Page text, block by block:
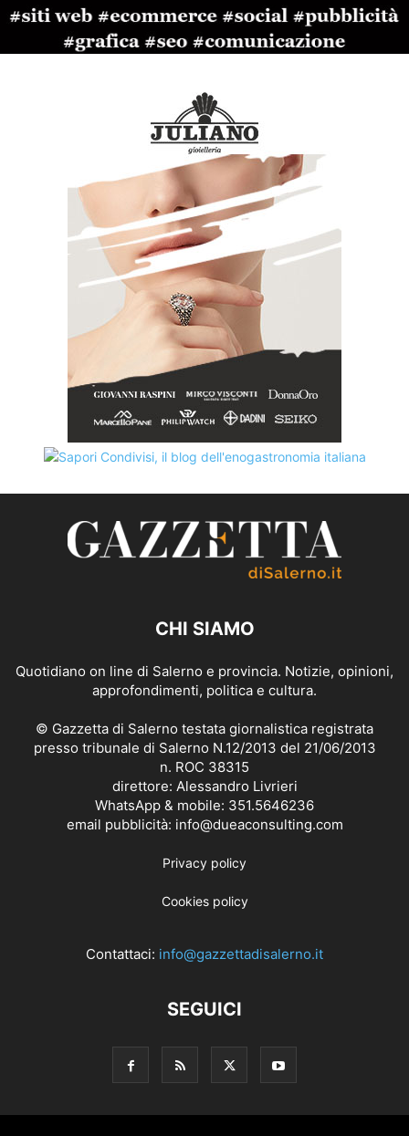
CHI SIAMO
Quotidiano on line di Salerno e provincia. Notizie, opinioni,
approfondimenti, politica e cultura.
© Gazzetta di Salerno testata giornalistica registrata
presso tribunale di Salerno N.12/2013 del 21/06/2013
n. ROC 38315
direttore: Alessandro Livrieri
WhatsApp & mobile: 351.5646236
email pubblicità: info@dueaconsulting.com
Privacy policy
Cookies policy
Contattaci: info@gazzettadisalerno.it
SEGUICI